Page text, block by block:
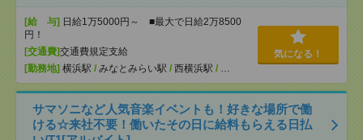
[給 与] 日給1万5000円～ ■最大で日給2万8500
円！
[交通費]交通費規定支給
[勤務地] 横浜駅 / みなとみらい駅 / 西横浜駅 / …
気になる！
サマソニなど人気音楽イベントも！好きな場所で働
ける☆来社不要！働いたその日に給料もらえる日払